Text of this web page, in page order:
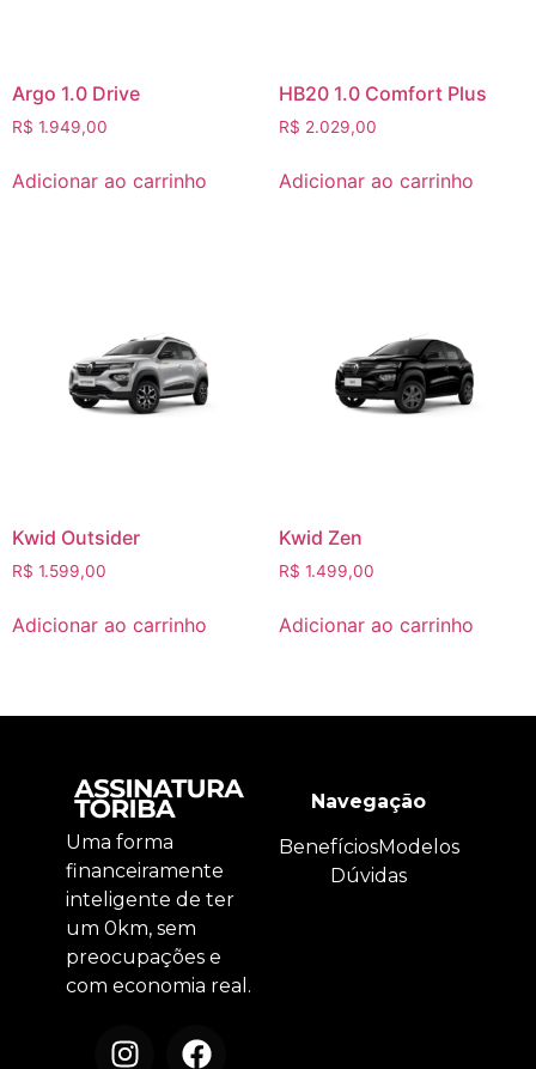
Argo 1.0 Drive
R$ 1.949,00
Adicionar ao carrinho
HB20 1.0 Comfort Plus
R$ 2.029,00
Adicionar ao carrinho
Kwid Outsider
R$ 1.599,00
Adicionar ao carrinho
Kwid Zen
R$ 1.499,00
Adicionar ao carrinho
Uma forma
financeiramente
inteligente de ter
um 0km, sem
preocupações e
com economia real.
Navegação
BenefíciosModelos
Dúvidas